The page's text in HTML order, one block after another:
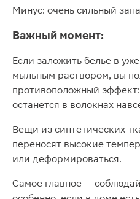
Минус: очень сильный
Важный момент:
Если заложить белье в
мыльным раствором, вы
противоположный эффект:
останется в волокнах
Вещи из синтетических
переносят высокие
или деформироваться.
Самое главное —